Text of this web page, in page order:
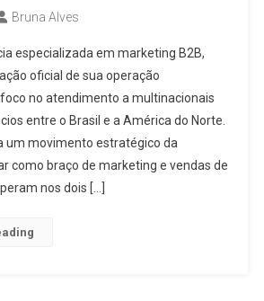
Bruna Alves
especializada em marketing B2B,
oficial de sua operação
no atendimento a multinacionais
entre o Brasil e a América do Norte.
um movimento estratégico da
como braço de marketing e vendas de
nos dois […]